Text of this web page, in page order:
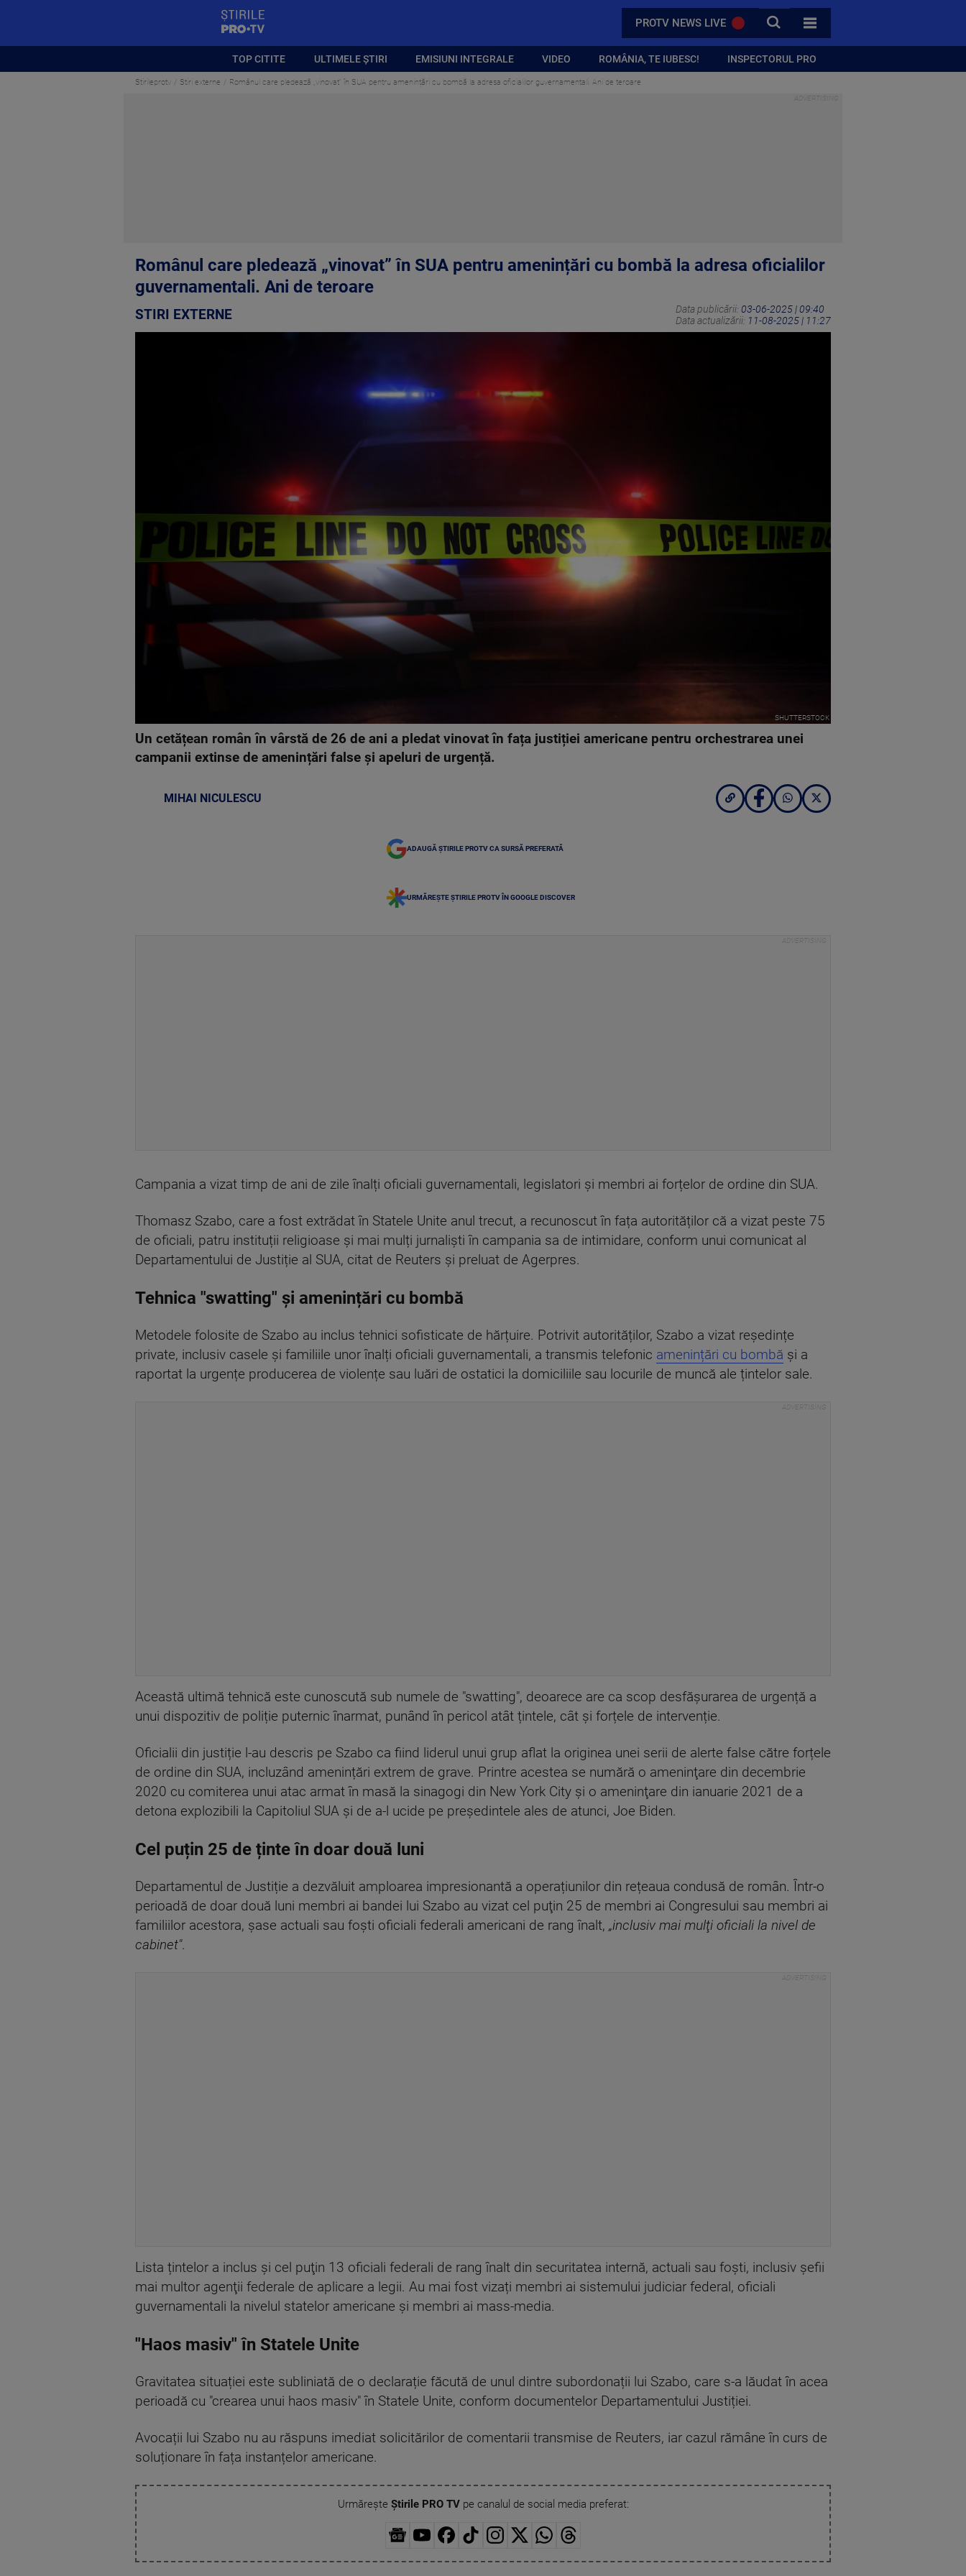
PROTV NEWS LIVE CAUTA
TOATE CATEGORIILE
TOP CITITE ULTIMELE ȘTIRI EMISIUNI INTEGRALE VIDEO ROMÂNIA, TE IUBESC! INSPECTORUL PRO
Stirileprotv Stiri externe Românul care pledează „vinovat” în SUA pentru amenințări cu bombă la adresa oficialilor guvernamentali. Ani de teroare
Românul care pledează „vinovat” în SUA pentru amenințări cu bombă la adresa oficialilor
guvernamentali. Ani de teroare
STIRI EXTERNE Data publicării: 03-06-2025 | 09:40
Data actualizării: 11-08-2025 | 11:27
SHUTTERSTOCK
Un cetățean român în vârstă de 26 de ani a pledat vinovat în fața justiției americane pentru orchestrarea unei
campanii extinse de amenințări false și apeluri de urgență.
MIHAI NICULESCU
ADAUGĂ ȘTIRILE PROTV CA SURSĂ PREFERATĂ
URMĂREȘTE ȘTIRILE PROTV ÎN GOOGLE DISCOVER
Campania a vizat timp de ani de zile înalți oficiali guvernamentali, legislatori și membri ai forțelor de ordine din SUA.
Thomasz Szabo, care a fost extrădat în Statele Unite anul trecut, a recunoscut în fața autorităților că a vizat peste 75
de oficiali, patru instituții religioase și mai mulți jurnaliști în campania sa de intimidare, conform unui comunicat al
Departamentului de Justiție al SUA, citat de Reuters și preluat de Agerpres.
Tehnica "swatting" și amenințări cu bombă
Metodele folosite de Szabo au inclus tehnici sofisticate de hărțuire. Potrivit autorităților, Szabo a vizat reședințe
private, inclusiv casele și familiile unor înalți oficiali guvernamentali, a transmis telefonic amenințări cu bombă și a
raportat la urgențe producerea de violențe sau luări de ostatici la domiciliile sau locurile de muncă ale țintelor sale.
Această ultimă tehnică este cunoscută sub numele de "swatting", deoarece are ca scop desfășurarea de urgență a
unui dispozitiv de poliție puternic înarmat, punând în pericol atât țintele, cât și forțele de intervenție.
Oficialii din justiție l-au descris pe Szabo ca fiind liderul unui grup aflat la originea unei serii de alerte false către forțele
de ordine din SUA, incluzând amenințări extrem de grave. Printre acestea se numără o ameninţare din decembrie
2020 cu comiterea unui atac armat în masă la sinagogi din New York City şi o ameninţare din ianuarie 2021 de a
detona explozibili la Capitoliul SUA şi de a-l ucide pe preşedintele ales de atunci, Joe Biden.
Cel puțin 25 de ținte în doar două luni
Departamentul de Justiție a dezvăluit amploarea impresionantă a operațiunilor din rețeaua condusă de român. Într-o
perioadă de doar două luni membri ai bandei lui Szabo au vizat cel puţin 25 de membri ai Congresului sau membri ai
familiilor acestora, şase actuali sau foşti oficiali federali americani de rang înalt, „inclusiv mai mulţi oficiali la nivel de
cabinet".
Lista țintelor a inclus și cel puţin 13 oficiali federali de rang înalt din securitatea internă, actuali sau foşti, inclusiv şefii
mai multor agenţii federale de aplicare a legii. Au mai fost vizați membri ai sistemului judiciar federal, oficiali
guvernamentali la nivelul statelor americane şi membri ai mass-media.
"Haos masiv" în Statele Unite
Gravitatea situației este subliniată de o declarație făcută de unul dintre subordonații lui Szabo, care s-a lăudat în acea
perioadă cu "crearea unui haos masiv" în Statele Unite, conform documentelor Departamentului Justiției.
Avocații lui Szabo nu au răspuns imediat solicitărilor de comentarii transmise de Reuters, iar cazul rămâne în curs de
soluționare în fața instanțelor americane.
Urmărește Știrile PRO TVpe canalul de social media preferat: